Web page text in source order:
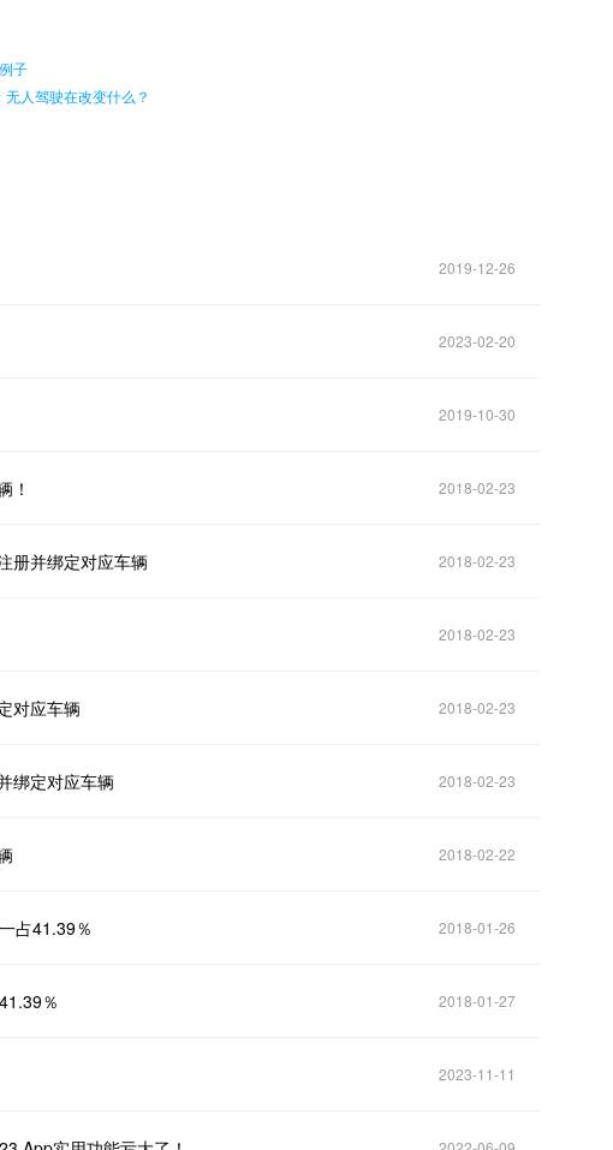
子
人驾驶在改变什么？
2019-12-26
2023-02-20
2019-10-30
！ 2018-02-23
册并绑定对应车辆 2018-02-23
2018-02-23
对应车辆 2018-02-23
绑定对应车辆 2018-02-23
2018-02-22
占41.39％ 2018-01-26
％ 2018-01-27
2023-11-11